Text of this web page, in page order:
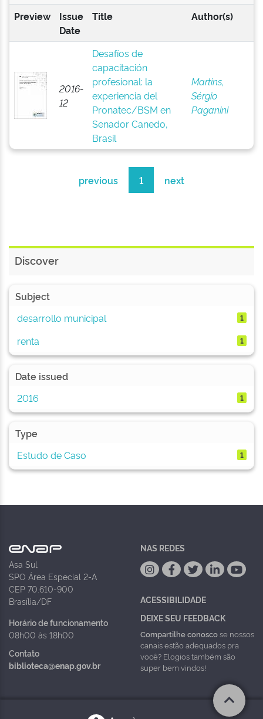
Preview
Issue
Date
Title Author(s)
2016-
12
Desafíos de
capacitación
profesional: la
experiencia del
Pronatec/BSM en
Senador Canedo,
Brasil
Martins,
Sérgio
Paganini
previous 1 next
Discover
Subject
desarrollo municipal
1
renta 1
Date issued
2016
1
Type
Estudo de Caso
1
Asa Sul
SPO Área Especial 2-A
CEP 70.610-900
Brasília/DF
Horário de funcionamento
08h00 às 18h00
Contato
biblioteca@enap.gov.br
NAS REDES
ACESSIBILIDADE
DEIXE SEU FEEDBACK
Compartilhe conoscose nossos
canais estão adequados pra
você? Elogios também são
super bem vindos!